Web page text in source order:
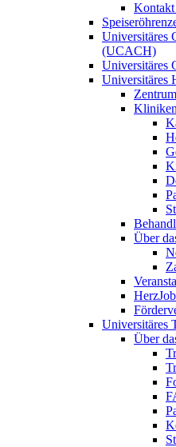
Universitäres
(UCACH)
Universitäres
Universitäres
Über
Universitäres
Über